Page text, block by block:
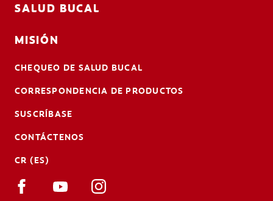
SALUD BUCAL
MISIÓN
CHEQUEO DE SALUD BUCAL
CORRESPONDENCIA DE PRODUCTOS
SUSCRÍBASE
CONTÁCTENOS
CR (ES)